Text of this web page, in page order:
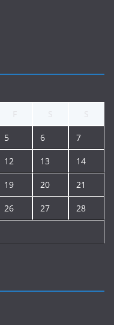
5 6 7
12 13 14
19 20 21
26 27 28